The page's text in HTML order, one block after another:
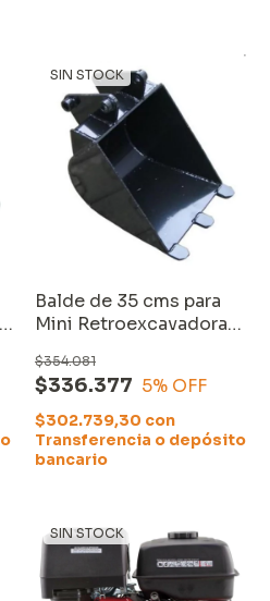
SIN STOCK
Balde de 35 cms para
Mini Retroexcavadora
$336.377
$354.081
5% OFF
$302.739,30 con
Transferencia o depósito
bancario
SIN STOCK